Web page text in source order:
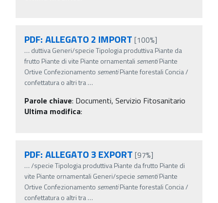
PDF: ALLEGATO 2 IMPORT [100%]
… duttiva Generi/specie Tipologia produttiva Piante da
frutto Piante di vite Piante ornamentali sementiPiante
Ortive Confezionamento sementiPiante forestali Concia /
confettatura o altri tra…
Parole chiave: Documenti, Servizio Fitosanitario
Ultima modifica:
PDF: ALLEGATO 3 EXPORT [97%]
…/specie Tipologia produttiva Piante da frutto Piante di
vite Piante ornamentali Generi/specie sementiPiante
Ortive Confezionamento sementiPiante forestali Concia /
confettatura o altri tra…